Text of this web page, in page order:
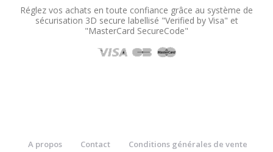
Réglez vos achats en toute confiance grâce au système de
sécurisation 3D secure labellisé "Verified by Visa" et
"MasterCard SecureCode"
A propos Contact Conditions générales de vente